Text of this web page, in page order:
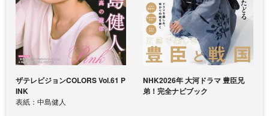
ザテレビジョンCOLORS Vol.61 P
INK
表紙：中島健人
NHK2026年 大河ドラマ 豊臣兄
弟！完全ナビブック